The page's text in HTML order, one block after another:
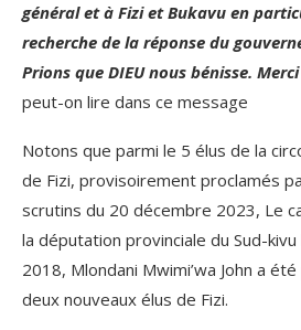
général et à Fizi et Bukavu en
recherche de la réponse du
Prions que DIEU nous bénisse.
peut-on lire dans ce message
Notons que parmi le 5 élus de la
de Fizi, provisoirement proclamés
scrutins du 20 décembre 2023, Le
la députation provinciale du Sud-
2018, Mlondani Mwimi’wa John a
deux nouveaux élus de Fizi.